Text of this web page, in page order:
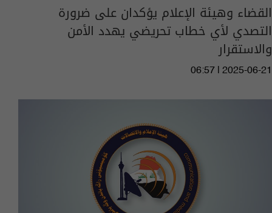
القضاء وهيئة الإعلام يؤكدان على ضرورة
التصدي لأي خطاب تحريضي يهدد الأمن
والاستقرار
06:57 | 2025-06-21